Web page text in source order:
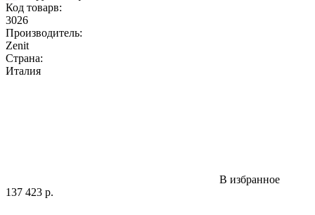
Код товарв:
3026
Производитель:
Zenit
Страна:
Италия
В избранное
137 423 р.